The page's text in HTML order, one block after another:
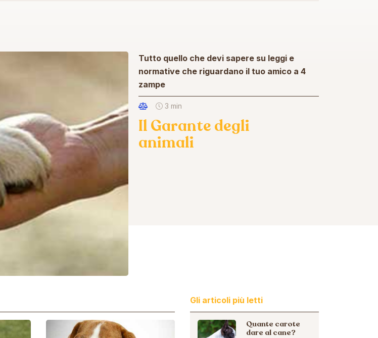
Tutto quello che devi sapere su leggi e
normative che riguardano il tuo amico a 4
zampe
3 min
Il Garante degli
animali
Gli articoli più letti
Quante carote
dare al cane?